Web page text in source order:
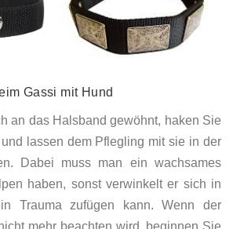
Gassi mit Hund
an das Halsband gewöhnt, haken Sie
lassen dem Pflegling mit sie in der
Dabei muss man ein wachsames
haben, sonst verwinkelt er sich in
Trauma zufügen kann. Wenn der
mehr beachten wird, beginnen Sie